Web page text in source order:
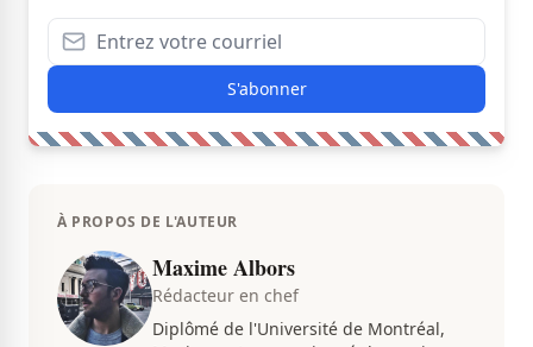
S'abonner
À PROPOS DE L'AUTEUR
Maxime Albors
Rédacteur en chef
Diplômé de l'Université de Montréal,